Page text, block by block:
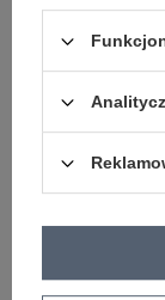
jasny niebieski
Masz pytanie?